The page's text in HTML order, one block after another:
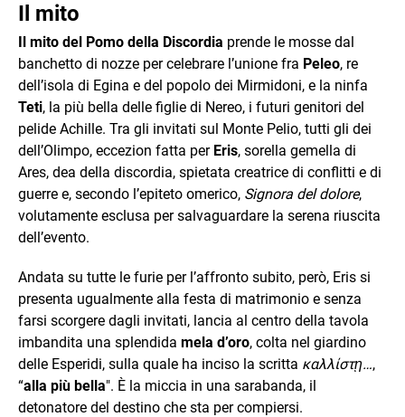
Il mito
Il mito del Pomo della Discordia prende le mosse dal
banchetto di nozze per celebrare l’unione fra Peleo, re
dell’isola di Egina e del popolo dei Mirmidoni, e la ninfa
Teti, la più bella delle figlie di Nereo, i futuri genitori del
pelide Achille. Tra gli invitati sul Monte Pelio, tutti gli dei
dell’Olimpo, eccezion fatta per Eris, sorella gemella di
Ares, dea della discordia, spietata creatrice di conflitti e di
guerre e, secondo l’epiteto omerico, Signora del dolore,
volutamente esclusa per salvaguardare la serena riuscita
dell’evento.
Andata su tutte le furie per l’affronto subito, però, Eris si
presenta ugualmente alla festa di matrimonio e senza
farsi scorgere dagli invitati, lancia al centro della tavola
imbandita una splendida mela d’oro, colta nel giardino
delle Esperidi, sulla quale ha inciso la scritta καλλίστῃ…,
“alla più bella". È la miccia in una sarabanda, il
detonatore del destino che sta per compiersi.